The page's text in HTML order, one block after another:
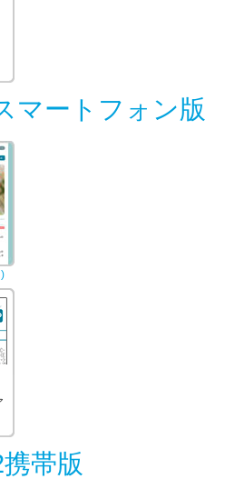
マートフォン版
帯版